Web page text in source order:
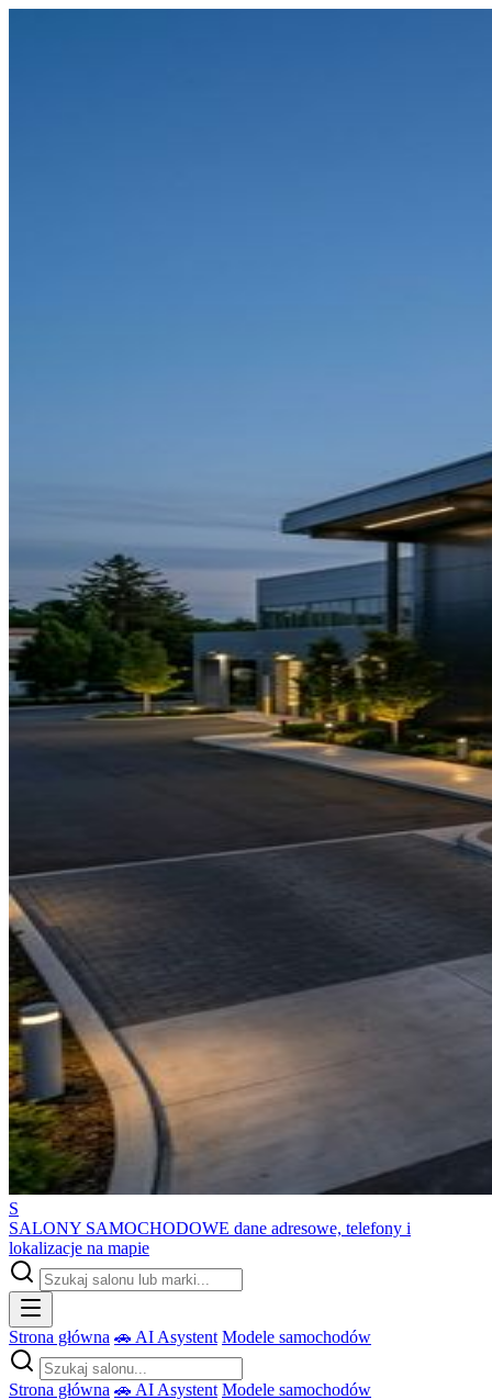
S
SALONY SAMOCHODOWE dane adresowe, telefony i
lokalizacje na mapie
Strona główna 🚗 AI Asystent Modele samochodów
Strona główna 🚗 AI Asystent Modele samochodów